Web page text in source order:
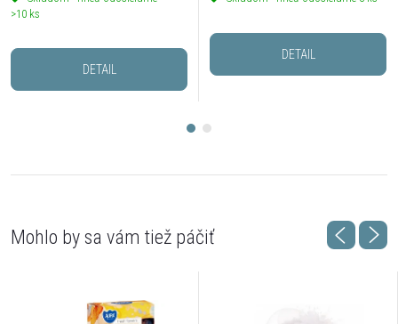
>10 ks
DETAIL
DETAIL